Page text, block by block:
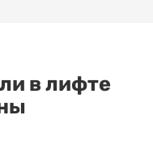
в лифте